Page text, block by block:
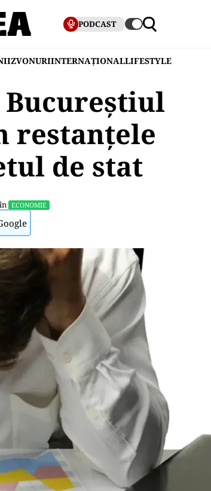
PODCAST
ZVONURIINTERNAȚIONALLIFESTYLE
restanțele
de stat
ECONOMIE